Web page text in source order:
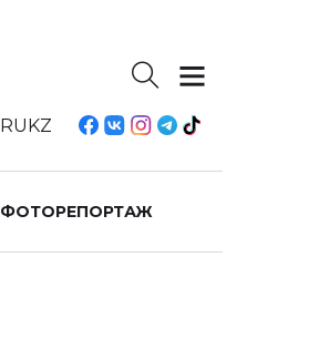
RUKZ
ФОТОРЕПОРТАЖ